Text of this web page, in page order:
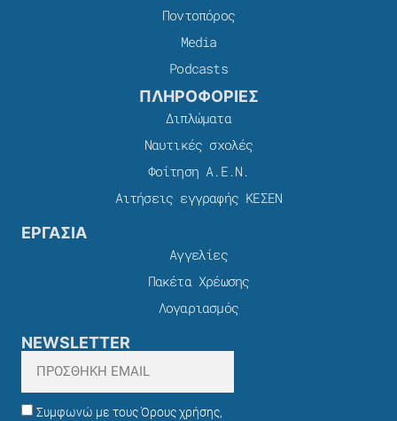
Ποντοπόρος
Media
Podcasts
ΠΛΗΡΟΦΟΡΙΕΣ
Διπλώματα
Ναυτικές σχολές
Φοίτηση Α.Ε.Ν.
Αιτήσεις εγγραφής ΚΕΣΕΝ
ΕΡΓΑΣΙΑ
Αγγελίες
Πακέτα Χρέωσης​
Λογαριασμός
NEWSLETTER
Συμφωνώ με τους Όρους χρήσης,